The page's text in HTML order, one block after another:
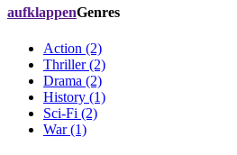
aufklappenGenres
Action (2)
Thriller (2)
Drama (2)
History (1)
Sci-Fi (2)
War (1)